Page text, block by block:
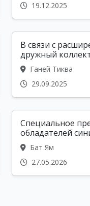
19.12.2025
В связи с
дружный
Ганей Тиква
29.09.2025
Специальное
обладателей
Бат Ям
27.05.2026